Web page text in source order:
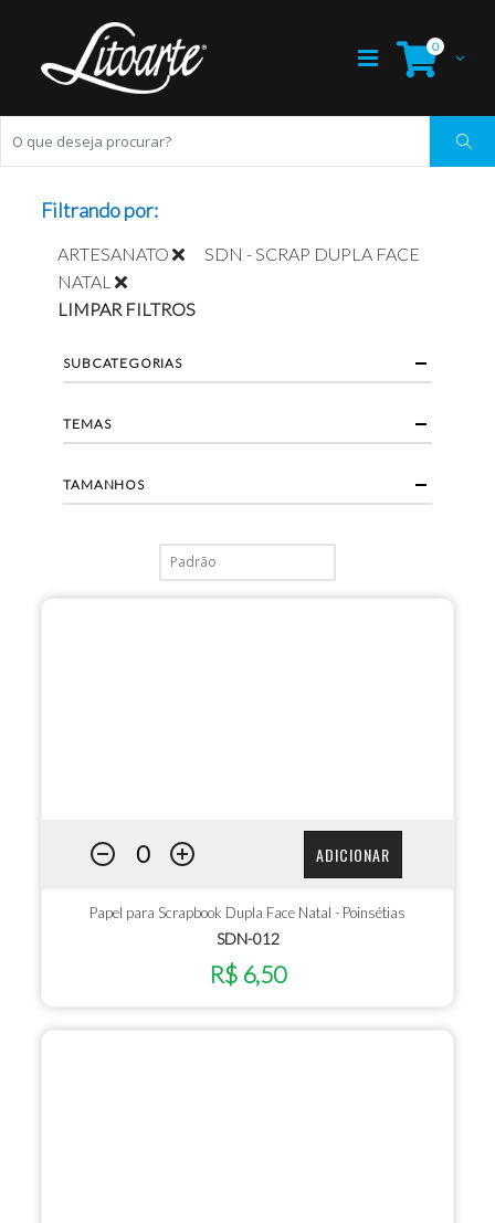
0
ADICIONAR
Papel para Scrapbook Dupla Face Natal - Poinsétias
SDN-012
R$ 6,50
Filtrando por:
ARTESANATO
SDN - SCRAP DUPLA FACE
NATAL
LIMPAR FILTROS
SUBCATEGORIAS
TEMAS
TAMANHOS